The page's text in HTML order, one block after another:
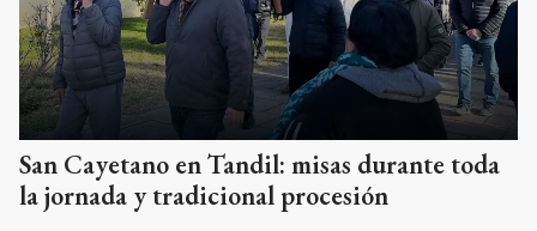
San Cayetano en Tandil: misas durante toda
la jornada y tradicional procesión